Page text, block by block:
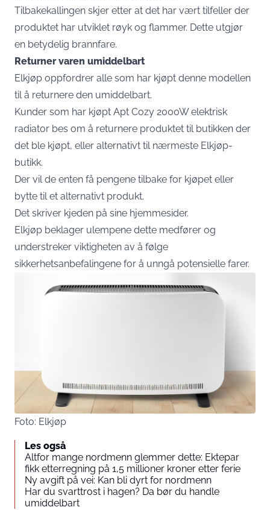
Tilbakekallingen skjer etter at det har vært tilfeller der
produktet har utviklet røyk og flammer. Dette utgjør
en betydelig brannfare.
Returner varen umiddelbart
Elkjøp oppfordrer alle som har kjøpt denne modellen
til å returnere den umiddelbart.​
Kunder som har kjøpt Apt Cozy 2000W elektrisk
radiator bes om å returnere produktet til butikken der
det ble kjøpt, eller alternativt til nærmeste Elkjøp-
butikk.
Der vil de enten få pengene tilbake for kjøpet eller
bytte til et alternativt produkt.
Det skriver kjeden på sine hjemmesider.
Elkjøp beklager ulempene dette medfører og
understreker viktigheten av å følge
sikkerhetsanbefalingene for å unngå potensielle farer.
Foto: Elkjøp
Les også
Altfor mange nordmenn glemmer dette: Ektepar
fikk etterregning på 1,5 millioner kroner etter ferie
Ny avgift på vei: Kan bli dyrt for nordmenn
Har du svarttrost i hagen? Da bør du handle
umiddelbart